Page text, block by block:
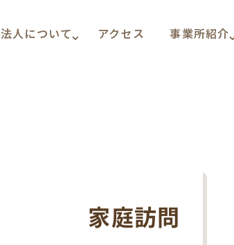
法人について アクセス 事業所紹介
家庭訪問